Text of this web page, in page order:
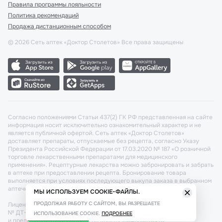
Правила программы лояльности
Политика рекомендаций
Продажа дистанционным способом
© 2026 Сеть аптек «Доктор Столетов» Все права защищены
Согласно положениями Статьи 437(2) ГК РФ представленная на сайте
информация носит исключительно ознакомительный характер и не
является публичной офертой. Сеть аптек «Доктор Столетов»
доставляет препараты, отпускаемые без рецепта, согласно Указу
Президента Российской Федерации от 17.03.2020 № 187 «О розничной
торговле лекарственными препаратами для медицинского
применения». Рецептурные лекарства можно забронировать и забрать
в аптеке при предоставлении рецепта. Бронирование товара
выполняется при условиях последующего выкупа заказа в выбранном
аптечном пункте.
Лицензия №: ЛО-77-02-011340 от 22 декабря 2020г. Разрешение
№ ДТ-77-000421 от 25.10.2021 г. Вопросы по заказам, претензии
МЫ ИСПОЛЬЗУЕМ COOKIE-ФАЙЛЫ.
ПРОДОЛЖАЯ РАБОТУ С САЙТОМ, ВЫ РАЗРЕШАЕТЕ
ИСПОЛЬЗОВАНИЕ COOKIE. ПОДРОБНЕЕ